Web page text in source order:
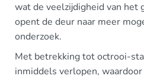
wat de veelzijdigheid van het
opent de deur naar meer
onderzoek.
Met betrekking tot octrooi-
inmiddels verlopen,